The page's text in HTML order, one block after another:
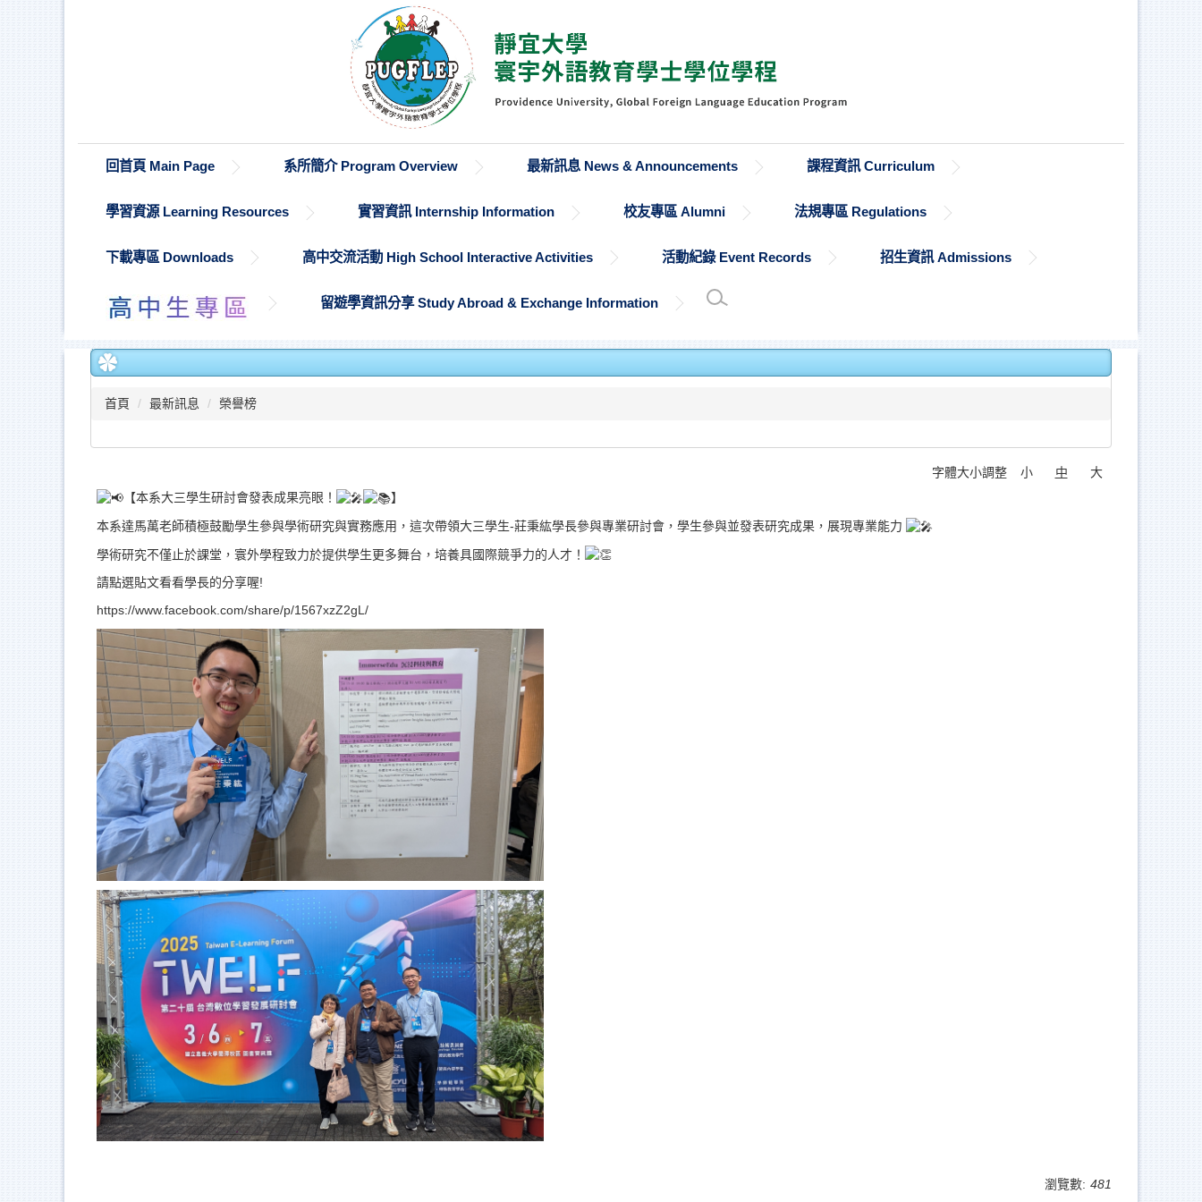
回首頁 Main Page 系所簡介 Program Overview 最新訊息 News & Announcements 課程資訊 Curriculum
學習資源 Learning Resources 實習資訊 Internship Information 校友專區 Alumni 法規專區 Regulations
下載專區 Downloads 高中交流活動 High School Interactive Activities 活動紀錄 Event Records 招生資訊 Admissions
留遊學資訊分享 Study Abroad & Exchange Information
首頁 最新訊息 榮譽榜
字體大小調整 小 中
大
【本系大三學生研討會發表成果亮眼！
】
本系達馬萬老師積極鼓勵學生參與學術研究與實務應用，這次帶領大三學生-莊秉紘學長參與專業研討會，學生參與並發表研究成果，展現專業能力
學術研究不僅止於課堂，寰外學程致力於提供學生更多舞台，培養具國際競爭力的人才！
請點選貼文看看學長的分享喔!
https://www.facebook.com/share/p/1567xzZ2gL/
瀏覽數: 481